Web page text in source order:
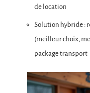
de location
Solution hybride :
(meilleur choix,
package